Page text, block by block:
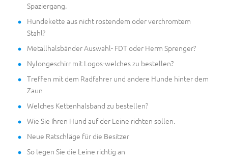
Spaziergang.
Hundekette aus nicht rostendem oder verchromtem
Stahl?
Metallhalsbänder Auswahl- FDT oder Herm Sprenger?
Nylongeschirr mit Logos-welches zu bestellen?
Treffen mit dem Radfahrer und andere Hunde hinter dem
Zaun
Welches Kettenhalsband zu bestellen?
Wie Sie Ihren Hund auf der Leine richten sollen.
Neue Ratschläge für die Besitzer
So legen Sie die Leine richtig an